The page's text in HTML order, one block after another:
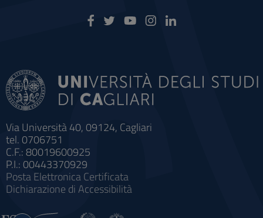
Via Università 40, 09124, Cagliari
tel. 0706751
C.F.: 80019600925
P.I.: 00443370929
Posta Elettronica Certificata
Dichiarazione di Accessibilità